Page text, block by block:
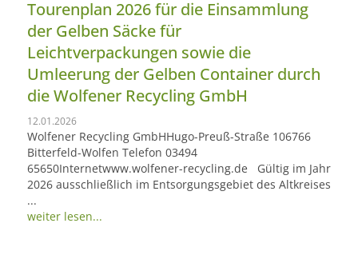
Tourenplan 2026 für die Einsammlung
der Gelben Säcke für
Leichtverpackungen sowie die
Umleerung der Gelben Container durch
die Wolfener Recycling GmbH
12.01.2026
Wolfener Recycling GmbHHugo-Preuß-Straße 106766
Bitterfeld-Wolfen Telefon 03494
65650Internetwww.wolfener-recycling.de Gültig im Jahr
2026 ausschließlich im Entsorgungsgebiet des Altkreises
...
weiter lesen...